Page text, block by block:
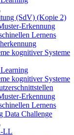
(SdV) (Kopie 2)
Erkennung
Lernens
kognitiver Systeme
kognitiver Systeme
Erkennung
Lernens
Data Challenge
LL